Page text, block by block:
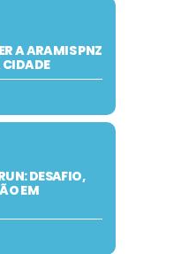
A ARAMIS PNZ
DESAFIO,
EM